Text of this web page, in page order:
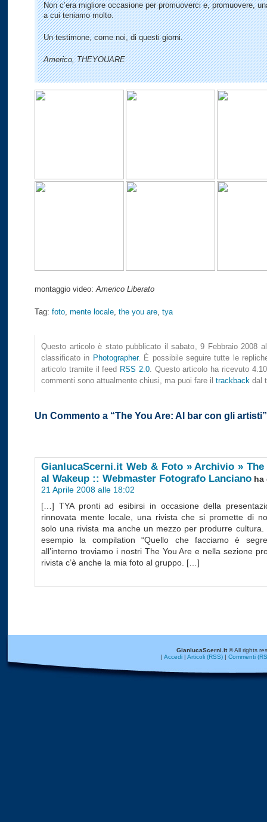
Non c’era migliore occasione per promuoverci e, promuovere,
a cui teniamo molto.
Un testimone, come noi, di questi giorni.
Americo, THEYOUARE
montaggio video: Americo Liberato
Tag: foto mente locale the you are tya
Questo articolo è stato pubblicato il sabato, 9 Febbraio 2008
classificato in Photographer. È possibile seguire tutte le
articolo tramite il feed RSS 2.0. Questo articolo ha ricevuto
commenti sono attualmente chiusi, ma puoi fare il trackback dal
Un Commento a “The You Are: Al bar con gli artisti”
GianlucaScerni.it Web & Foto » Archivio » The
al Wakeup :: Webmaster Fotografo Lanciano ha
21 Aprile 2008 alle 18:02
[…] TYA pronti ad esibirsi in occasione della
rinnovata mente locale, una rivista che si promette di
solo una rivista ma anche un mezzo per produrre cultura.
esempio la compilation “Quello che facciamo è
all’interno troviamo i nostri The You Are e nella sezione
rivista c’è anche la mia foto al gruppo. […]
GianlucaScerni.it© All rights
| Accedi| Articoli (RSS)| Commenti